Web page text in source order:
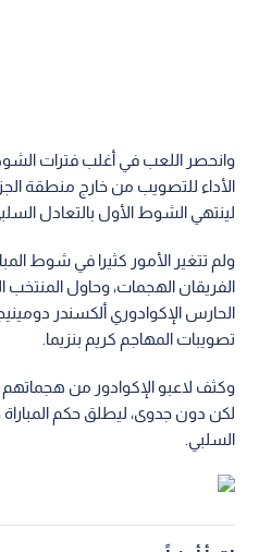
وانحصر اللعب في أغلب فترات
الأداء للتصويب من خارج منطقة
لينتهي الشوط الأول بالتعادل
ولم تتغير الأمور كثيرا في شوط
الفريقان الهجمات، وحاول
الحارس الإكوادوري ألكسندر
تصويبات المهاجم كريم بنزيما.
وكثف لاعبو الإكوادور من هجماتهم
لكن دون جدوى، ليطلق حكم المباراة
السلبي.